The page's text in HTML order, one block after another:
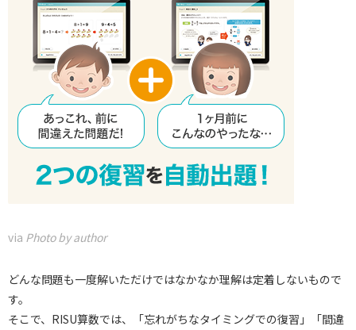
via Photo by author
どんな問題も一度解いただけではなかなか理解は定着しないもので
す。
そこで、RISU算数では、「忘れがちなタイミングでの復習」「間違